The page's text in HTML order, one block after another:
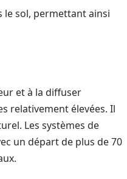
le sol, permettant ainsi
et à la diffuser
relativement élevées. Il
Les systèmes de
un départ de plus de 70